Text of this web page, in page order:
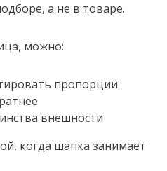
а не в товаре.
можно:
пропорции
внешности
когда шапка занимает